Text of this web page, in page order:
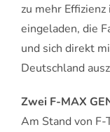
zu mehr
eingeladen, die
und sich direkt
Deutschland
Zwei F-MAX
Am Stand von